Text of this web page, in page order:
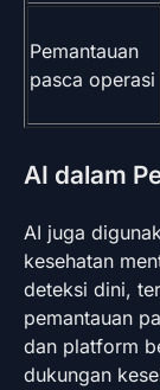
Pemantauan
pasca operasi
AI dalam
AI juga
kesehatan
deteksi dini,
pemantauan
dan platform
dukungan